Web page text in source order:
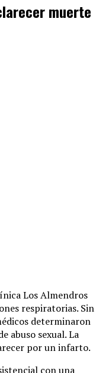
muerte
Los Almendros
respiratorias. Sin
determinaron
abuso sexual. La
por un infarto.
con una